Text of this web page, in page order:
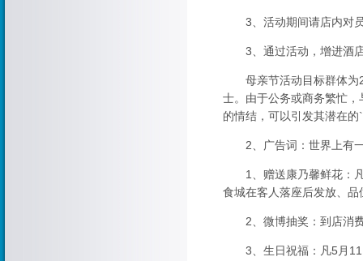
3、活动期间请店内对员
3、通过活动，增进酒店
母亲节活动目标群体为
士。由于公务或商务繁忙
的情结，可以引发其潜在
2、广告词：世界上有一
1、赠送康乃馨鲜花：凡
食城在客人落座后发放、
2、微博抽奖：到店消费
3、生日祝福：凡5月11